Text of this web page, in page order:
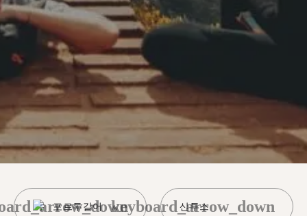
포르투갈어 산투스
keyboard_arrow_down